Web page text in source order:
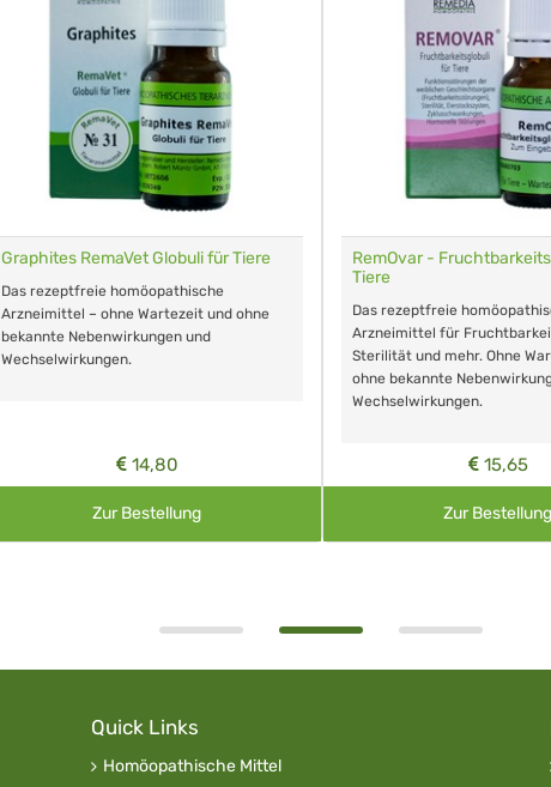
Graphites RemaVet Globuli für Tiere
Das rezeptfreie homöopathische
Arzneimittel – ohne Wartezeit und ohne
bekannte Nebenwirkungen und
Wechselwirkungen.
14,80
Zur Bestellung
RemOvar -
Tiere
Das rezeptfreie
Arzneimittel für
Sterilität und mehr. Ohne
ohne bekannte
Wechselwirkungen.
15,65
Zur Bestellung
Quick Links
Homöopathische Mittel